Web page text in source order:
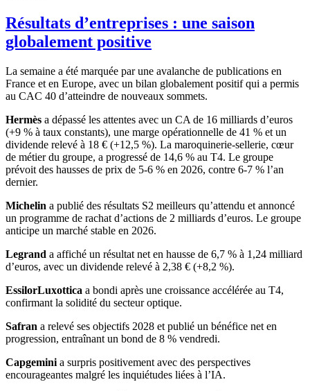
Résultats d’entreprises : une saison
globalement positive
La semaine a été marquée par une avalanche de publications en
France et en Europe, avec un bilan globalement positif qui a permis
au CAC 40 d’atteindre de nouveaux sommets.
Hermès a dépassé les attentes avec un CA de 16 milliards d’euros
(+9 % à taux constants), une marge opérationnelle de 41 % et un
dividende relevé à 18 € (+12,5 %). La maroquinerie-sellerie, cœur
de métier du groupe, a progressé de 14,6 % au T4. Le groupe
prévoit des hausses de prix de 5-6 % en 2026, contre 6-7 % l’an
dernier.
Michelin a publié des résultats S2 meilleurs qu’attendu et annoncé
un programme de rachat d’actions de 2 milliards d’euros. Le groupe
anticipe un marché stable en 2026.
Legrand a affiché un résultat net en hausse de 6,7 % à 1,24 milliard
d’euros, avec un dividende relevé à 2,38 € (+8,2 %).
EssilorLuxottica a bondi après une croissance accélérée au T4,
confirmant la solidité du secteur optique.
Safran a relevé ses objectifs 2028 et publié un bénéfice net en
progression, entraînant un bond de 8 % vendredi.
Capgemini a surpris positivement avec des perspectives
encourageantes malgré les inquiétudes liées à l’IA.